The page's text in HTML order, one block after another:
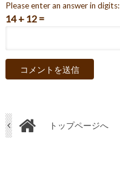
Please enter an answer in digits:
14 + 12 =
トップページへ